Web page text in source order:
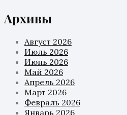
Архивы
Август 2026
Июль 2026
Июнь 2026
Май 2026
Апрель 2026
Март 2026
Февраль 2026
Январь 2026